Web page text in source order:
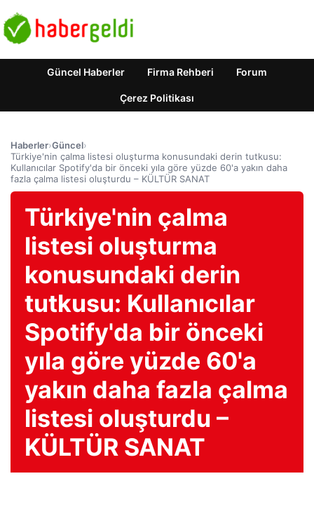
Güncel Haberler Firma Rehberi Forum
Çerez Politikası
Haberler›Güncel›
Türkiye'nin çalma listesi oluşturma konusundaki derin tutkusu:
Kullanıcılar Spotify'da bir önceki yıla göre yüzde 60'a yakın daha
fazla çalma listesi oluşturdu – KÜLTÜR SANAT
Türkiye'nin çalma
listesi oluşturma
konusundaki derin
tutkusu: Kullanıcılar
Spotify'da bir önceki
yıla göre yüzde 60'a
yakın daha fazla çalma
listesi oluşturdu –
KÜLTÜR SANAT